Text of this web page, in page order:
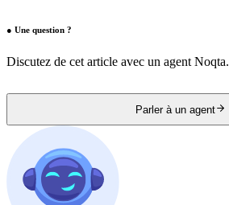
● Une question ?
Discutez de cet article avec un agent Noqta.
Parler à un agent